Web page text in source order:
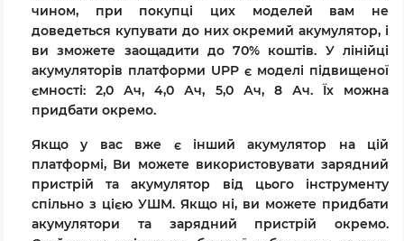
чином, при покупці цих моделей вам не
доведеться купувати до них окремий акумулятор, і
ви зможете заощадити до 70% коштів. У лінійці
акумуляторів платформи UPP є моделі підвищеної
ємності: 2,0 Ач, 4,0 Ач, 5,0 Ач, 8 Ач. Їх можна
придбати окремо.
Якщо у вас вже є інший акумулятор на цій
платформі, Ви можете використовувати зарядний
пристрій та акумулятор від цього інструменту
спільно з цією УШМ. Якщо ні, ви можете придбати
акумулятори та зарядний пристрій окремо.